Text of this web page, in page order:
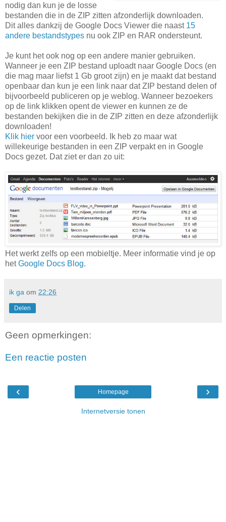
nodig dan kun je de losse
bestanden die in de ZIP zitten afzonderlijk downloaden.
Dit alles dankzij de Google Docs Viewer die naast 15
andere bestandstypes nu ook ZIP en RAR ondersteunt.
Je kunt het ook nog op een andere manier gebruiken.
Wanneer je een ZIP bestand uploadt naar Google Docs (en
die mag maar liefst 1 Gb groot zijn) en je maakt dat bestand
openbaar dan kun je een link naar dat ZIP bestand delen of
bijvoorbeeld publiceren op je weblog. Wanneer bezoekers
op de link klikken opent de viewer en kunnen ze de
bestanden bekijken die in de ZIP zitten en deze afzonderlijk
downloaden!
Klik hier voor een voorbeeld. Ik heb zo maar wat
willekeurige bestanden in een ZIP verpakt en in Google
Docs gezet. Dat ziet er dan zo uit:
Het werkt zelfs op een mobieltje. Meer informatie vind je op
hetGoogle Docs Blog.
ik ga om 22:26
Delen
Geen opmerkingen:
Een reactie posten
‹ ›
Homepage
Internetversie tonen